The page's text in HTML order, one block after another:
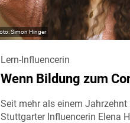
Simon Hinger
Lern-Influencerin
Wenn Bildung zum
Seit mehr als einem
Stuttgarter Influencerin Elena